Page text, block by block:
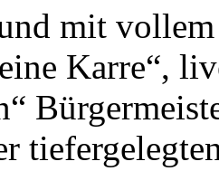
und mit
Karre“,